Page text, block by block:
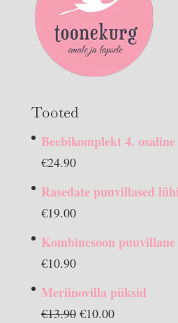
Tooted
Beebikomplekt 4. osaline
€24.90
Rasedate puuvillased
€19.00
Kombinesoon puuvillane
€10.90
Meriinovilla püksid
€13.90 Algne
€10.00Praegune